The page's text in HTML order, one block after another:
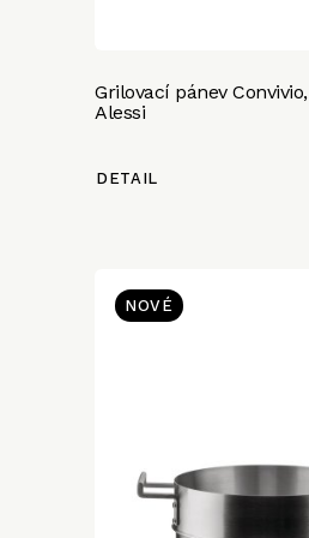
Grilovací pánev Convivio,
Alessi
DETAIL
NOVÉ